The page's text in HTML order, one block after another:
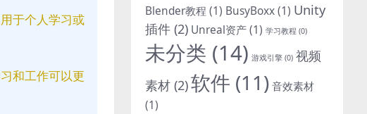
于个人学习或
和工作可以更
Blender教程 (1) BusyBoxx(1) Unity
插件 (2) Unreal资产(1) 学习教程 (0)
未分类 (14) 游戏引擎 (0) 视频
素材 (2)软件 (11)音效素材
(1)